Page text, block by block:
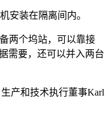
安装在隔离间内。
两个坞站，可以靠接
需要，还可以并入两台
产和技术执行董事Karl